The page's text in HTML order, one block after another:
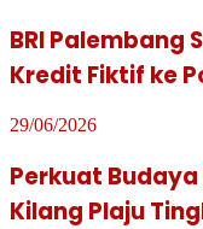
BRI Palembang
Kredit Fiktif ke
29/06/2026
Perkuat
Kilang Plaju